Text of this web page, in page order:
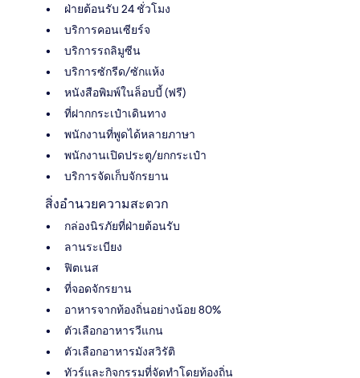
ฝ่ายต้อนรับ 24 ชั่วโมง
บริการคอนเซียร์จ
บริการรถลิมูซีน
บริการซักรีด/ซักแห้ง
หนังสือพิมพ์ในล็อบบี้ (ฟรี)
ที่ฝากกระเป๋าเดินทาง
พนักงานที่พูดได้หลายภาษา
พนักงานเปิดประตู/ยกกระเป๋า
บริการจัดเก็บจักรยาน
สิ่งอำนวยความสะดวก
กล่องนิรภัยที่ฝ่ายต้อนรับ
ลานระเบียง
ฟิตเนส
ที่จอดจักรยาน
อาหารจากท้องถิ่นอย่างน้อย 80%
ตัวเลือกอาหารวีแกน
ตัวเลือกอาหารมังสวิรัติ
ทัวร์และกิจกรรมที่จัดทำโดยท้องถิ่น